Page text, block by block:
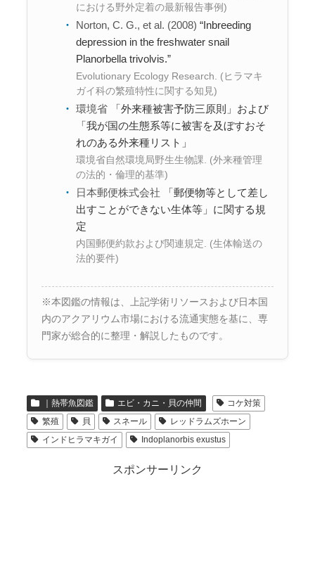
における野外定着の最新報告事例)
Norton, C. G., et al. (2008) “Inbreeding
depression in the freshwater snail
Planorbella trivolvis.”
Evolutionary Ecology Research. (ヒラマキ
ガイ科の繁殖特性に関する知見)
環境省 「外来種被害予防三原則」および
「我が国の生態系等に被害を及ぼすおそ
れのある外来種リスト」
環境省自然環境局野生生物課. (外来種管理
の法的・倫理的基準)
日本郵便株式会社 「郵便物等として差し
出すことができない生体等」に関する規
定
内国郵便約款および関連規定. (生体輸送の
法的要件)
※本図鑑の情報は、上記学術リソースおよび日本国
内のアクアリウム市場における流通実態を基に、専
門家が総合的に整理・解説したものです。
｜熱帯魚図鑑 エビ・カニ・貝の仲間
コケ対策
繁殖
貝 スネール
レッドラムズホーン
インドヒラマキガイ
Indoplanorbis exustus
スポンサーリンク